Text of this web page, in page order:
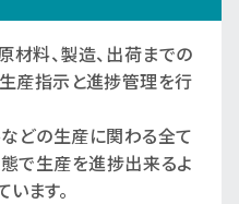
材料、製造、出荷までの
産指示と進捗管理を行
どの生産に関わる全て
で生産を進捗出来るよ
ます。